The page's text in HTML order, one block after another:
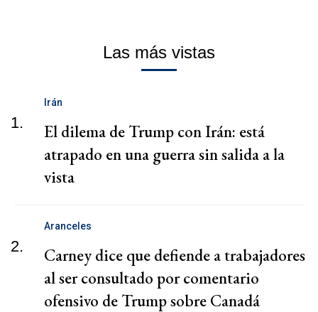
Las más vistas
1.
Irán
El dilema de Trump con Irán: está
atrapado en una guerra sin salida a la
vista
2.
Aranceles
Carney dice que defiende a trabajadores
al ser consultado por comentario
ofensivo de Trump sobre Canadá